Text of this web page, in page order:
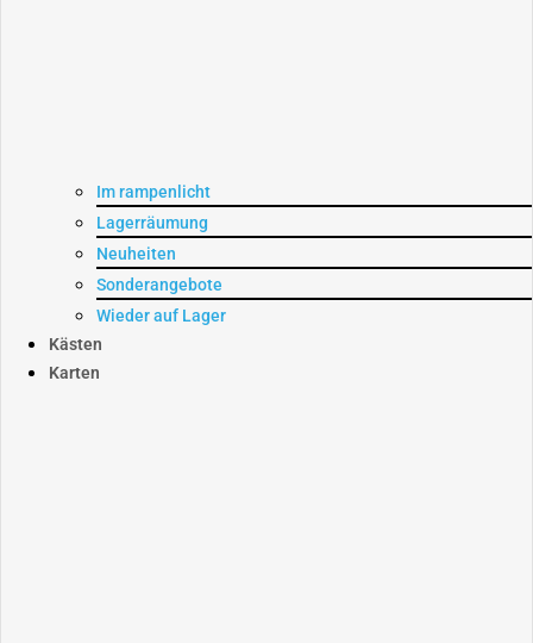
Im rampenlicht
Lagerräumung
Neuheiten
Sonderangebote
Wieder auf Lager
Kästen
Karten